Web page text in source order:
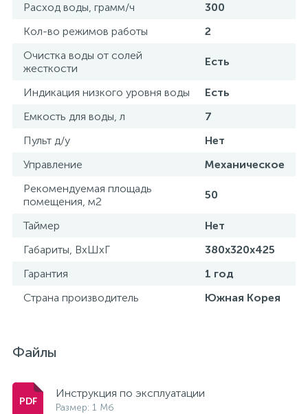
Расход воды, грамм/ч
300
Кол-во режимов работы
2
Очистка воды от солей
жесткости
Есть
Индикация низкого уровня воды
Есть
Емкость для воды, л
7
Пульт д/у
Нет
Управление
Механическое
Рекомендуемая площадь
помещения, м2
50
Таймер
Нет
Габариты, ВхШхГ
380x320x425
Гарантия
1 год
Страна производитель
Южная Корея
Файлы
Инструкция по эксплуатации
Размер: 1 Мб